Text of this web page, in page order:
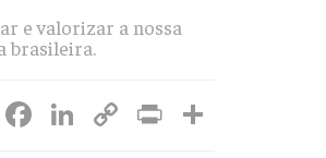
e valorizar a nossa
brasileira.
WhatsApp
Facebook
LinkedIn
CopyPrint